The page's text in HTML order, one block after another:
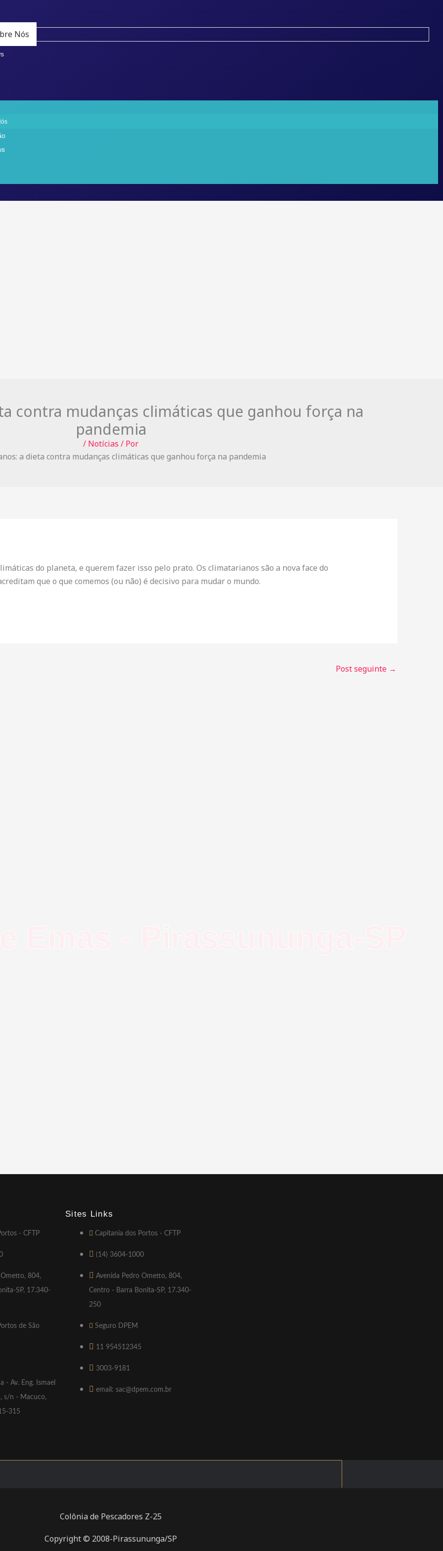
Nós
contra mudanças climáticas que ganhou força na
pandemia
/ Notícias / Por
do planeta, e querem fazer isso pelo prato. Os climatarianos são a nova face do
que o que comemos (ou não) é decisivo para mudar o mundo.
Post seguinte →
- CFTP
804,
SP, 17.340-
de São
- Av. Eng. Ismael
s/n - Macuco,
315
Sites Links
Capitania dos Portos - CFTP
(14) 3604-1000
Avenida Pedro Ometto, 804,
Centro - Barra Bonita-SP, 17.340-
250
Seguro DPEM
11 954512345
3003-9181
email: sac@dpem.com.br
Colônia de Pescadores Z-25
Copyright © 2008-Pirassununga/SP